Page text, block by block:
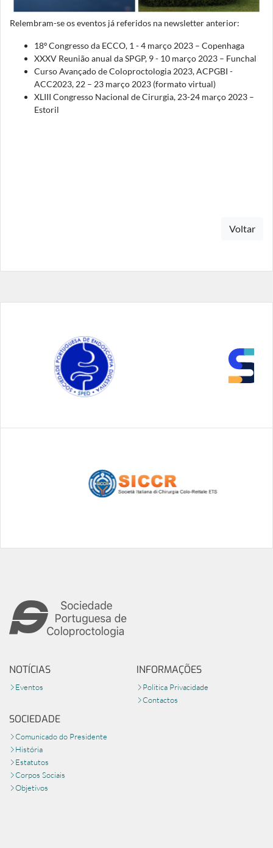
Relembram-se os eventos já referidos na newsletter anterior:
18º Congresso da ECCO, 1 - 4 março 2023 – Copenhaga
XXXV Reunião anual da SPGP, 9 - 10 março 2023 – Funchal
Curso Avançado de Coloproctologia 2023, ACPGBI -
ACC2023, 22 – 23 março 2023 (formato virtual)
XLIII Congresso Nacional de Cirurgia, 23-24 março 2023 –
Estoril
Voltar
INFORMAÇÕES
Politica Privacidade
Contactos
NOTÍCIAS
Eventos
SOCIEDADE
Comunicado do Presidente
História
Estatutos
Corpos Sociais
Objetivos